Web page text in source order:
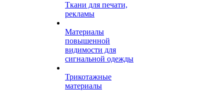
Ткани для печати,
рекламы
Материалы
повышенной
видимости для
сигнальной одежды
Трикотажные
материалы